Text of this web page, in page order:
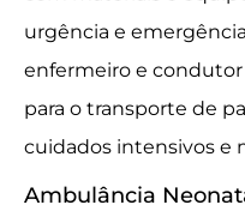
urgência e
enfermeiro e condutor
para o transporte de
cuidados intensivos e
Ambulância